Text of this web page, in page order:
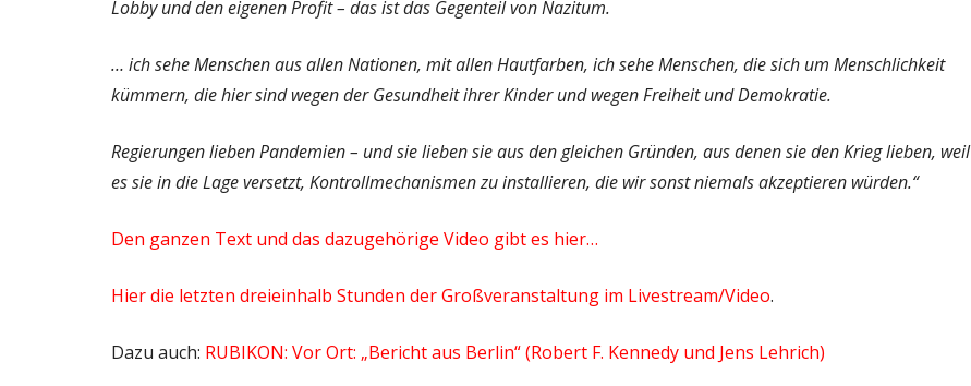
Lobby und den eigenen Profit – das ist das Gegenteil von Nazitum.
… ich sehe Menschen aus allen Nationen, mit allen Hautfarben, ich sehe Menschen, die sich um Menschlichkeit
kümmern, die hier sind wegen der Gesundheit ihrer Kinder und wegen Freiheit und Demokratie.
Regierungen lieben Pandemien – und sie lieben sie aus den gleichen Gründen, aus denen sie den Krieg lieben, weil
es sie in die Lage versetzt, Kontrollmechanismen zu installieren, die wir sonst niemals akzeptieren würden.“
Den ganzen Text und das dazugehörige Video gibt es hier…
Hier die letzten dreieinhalb Stunden der Großveranstaltung im Livestream/Video.
Dazu auch: RUBIKON: Vor Ort: „Bericht aus Berlin“ (Robert F. Kennedy und Jens Lehrich)